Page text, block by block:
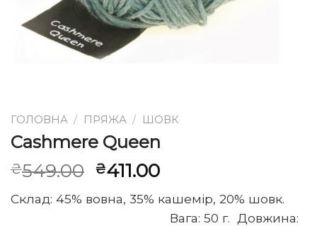
ГОЛОВНА / ПРЯЖА / ШОВК
Cashmere Queen
₴549.00 Оригінальна
₴549.00.
₴411.00Поточна
₴411.00.
Склад: 45% вовна, 35% кашемір, 20% шовк.
Вага: 50 г. Довжина: